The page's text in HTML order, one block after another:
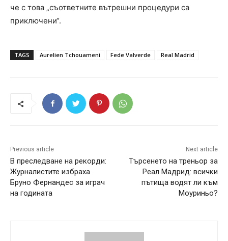
че с това „съответните вътрешни процедури са
приключени“.
TAGS Aurelien Tchouameni Fede Valverde Real Madrid
Previous article
В преследване на рекорди:
Журналистите избраха
Бруно Фернандес за играч
на годината
Next article
Търсенето на треньор за
Реал Мадрид: всички
пътища водят ли към
Моуриньо?